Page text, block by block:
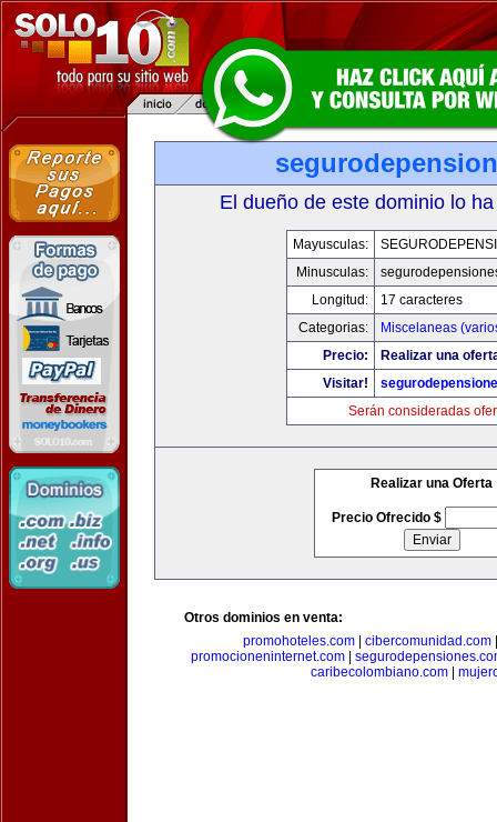
El dueño de este dominio lo
Mayusculas:
Minusculas:
Longitud:
17 caracteres
Categorias:
Miscelaneas
Precio:
Realizar una
Visitar!
Serán consideradas
Realizar una Oferta
Precio Ofrecido $
Otros dominios en venta:
promohoteles.com
cibercomunidad.com
promocioneninternet.com|
caribecolombiano.com|